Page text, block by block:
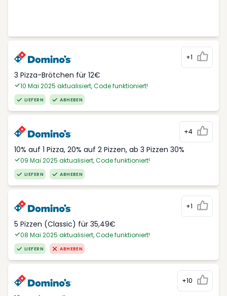
+1
3 Pizza-Brötchen für 12€
10 Mai 2025 aktualisiert, Code funktioniert!
LIEFERN ABHEBEN
+4
10% auf 1 Pizza, 20% auf 2 Pizzen, ab 3 Pizzen 30%
09 Mai 2025 aktualisiert, Code funktioniert!
LIEFERN ABHEBEN
+1
5 Pizzen (Classic) für 35,49€
08 Mai 2025 aktualisiert, Code funktioniert!
LIEFERN ABHEBEN
+10